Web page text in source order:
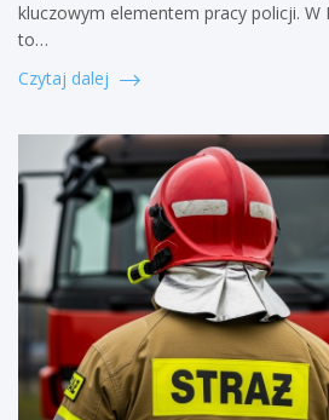
kluczowym elementem pracy policji. W
to…
Czytaj dalej